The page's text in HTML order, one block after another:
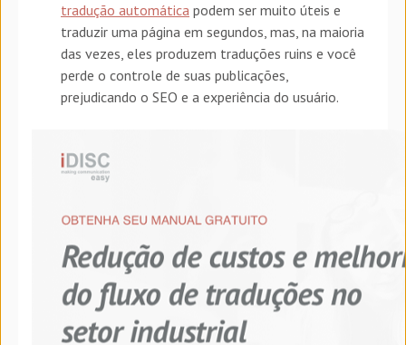
tradução automática podem ser muito úteis e
traduzir uma página em segundos, mas, na maioria
das vezes, eles produzem traduções ruins e você
perde o controle de suas publicações,
prejudicando o SEO e a experiência do usuário.